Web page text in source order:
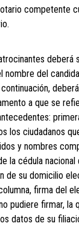
competente
deberá
nombre del
a que se
los ciudadanos
y nombres
la cédula
de su domicilio
firma del
pudiere firmar, la
datos de su